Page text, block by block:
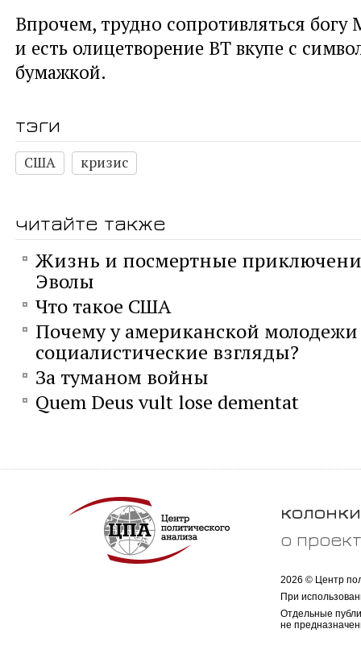
Впрочем, трудно сопротивляться богу
и есть олицетворение ВТ вкупе с
бумажкой.
тэги
США кризис
читайте также
Жизнь и посмертные
Эволы
Что такое США
Почему у американской молодежи
социалистические взгляды?
За туманом войны
Quem Deus vult lose dementat
колонки
о
2026 © Центр
При
Отдельные
не